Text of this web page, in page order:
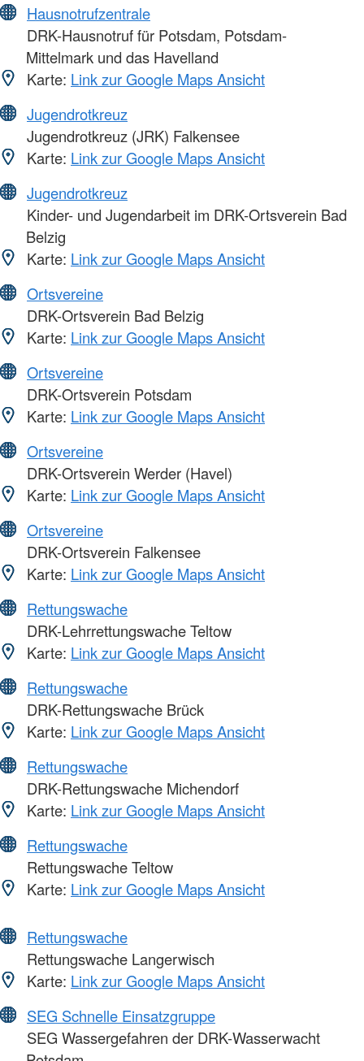
Hausnotrufzentrale
DRK-Hausnotruf für Potsdam, Potsdam-
Mittelmark und das Havelland
Karte: Link zur Google Maps Ansicht
Jugendrotkreuz
Jugendrotkreuz (JRK) Falkensee
Karte: Link zur Google Maps Ansicht
Jugendrotkreuz
Kinder- und Jugendarbeit im DRK-Ortsverein Bad
Belzig
Karte: Link zur Google Maps Ansicht
Ortsvereine
DRK-Ortsverein Bad Belzig
Karte: Link zur Google Maps Ansicht
Ortsvereine
DRK-Ortsverein Potsdam
Karte: Link zur Google Maps Ansicht
Ortsvereine
DRK-Ortsverein Werder (Havel)
Karte: Link zur Google Maps Ansicht
Ortsvereine
DRK-Ortsverein Falkensee
Karte: Link zur Google Maps Ansicht
Rettungswache
DRK-Lehrrettungswache Teltow
Karte: Link zur Google Maps Ansicht
Rettungswache
DRK-Rettungswache Brück
Karte: Link zur Google Maps Ansicht
Rettungswache
DRK-Rettungswache Michendorf
Karte: Link zur Google Maps Ansicht
Rettungswache
Rettungswache Teltow
Karte: Link zur Google Maps Ansicht
Rettungswache
Rettungswache Langerwisch
Karte: Link zur Google Maps Ansicht
SEG Schnelle Einsatzgruppe
SEG Wassergefahren der DRK-Wasserwacht